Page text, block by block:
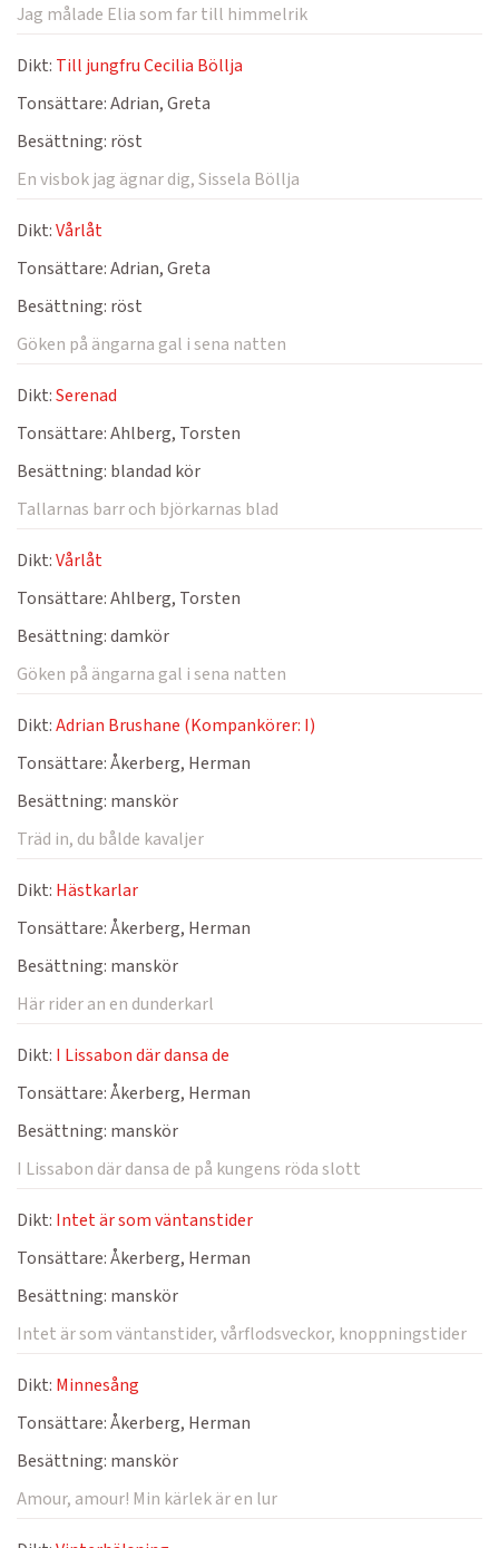
Jag målade Elia som far till himmelrik
Dikt: Till jungfru Cecilia Böllja
Tonsättare:Adrian, Greta
Besättning: röst
En visbok jag ägnar dig, Sissela Böllja
Dikt:Vårlåt
Tonsättare:Adrian, Greta
Besättning: röst
Göken på ängarna gal i sena natten
Dikt:Serenad
Tonsättare:Ahlberg, Torsten
Besättning: blandad kör
Tallarnas barr och björkarnas blad
Dikt:Vårlåt
Tonsättare:Ahlberg, Torsten
Besättning:damkör
Göken på ängarna gal i sena natten
Dikt:Adrian Brushane (Kompankörer: I)
Tonsättare:Åkerberg, Herman
Besättning: manskör
Träd in, du bålde kavaljer
Dikt: Hästkarlar
Tonsättare:Åkerberg, Herman
Besättning: manskör
Här rider an en dunderkarl
Dikt: I Lissabon där dansa de
Tonsättare:Åkerberg, Herman
Besättning: manskör
I Lissabon där dansa de på kungens röda slott
Dikt: Intet är som väntanstider
Tonsättare:Åkerberg, Herman
Besättning: manskör
Intet är som väntanstider, vårflodsveckor, knoppningstider
Dikt: Minnesång
Tonsättare:Åkerberg, Herman
Besättning: manskör
Amour, amour! Min kärlek är en lur